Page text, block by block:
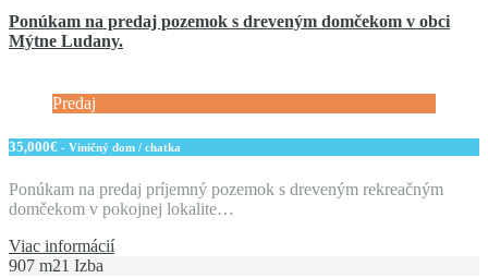
Ponúkam na predaj pozemok s dreveným domčekom v obci
Mýtne Ludany.
Predaj
35,000€ - Viničný dom / chatka
Ponúkam na predaj príjemný pozemok s dreveným rekreačným
domčekom v pokojnej lokalite…
Viac informácií
907 m21 Izba